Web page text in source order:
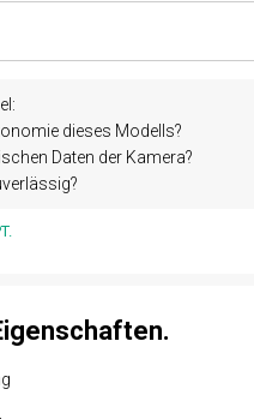
dieses Modells?
Daten der Kamera?